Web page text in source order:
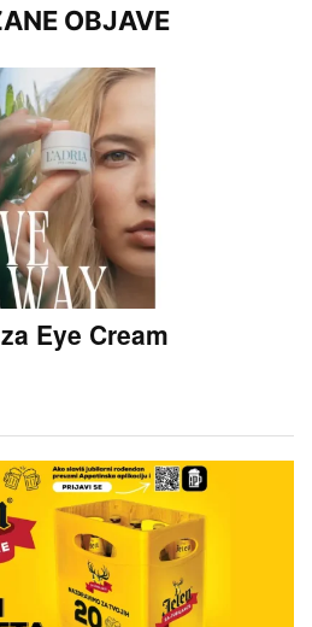
OBJAVE
Eye Cream